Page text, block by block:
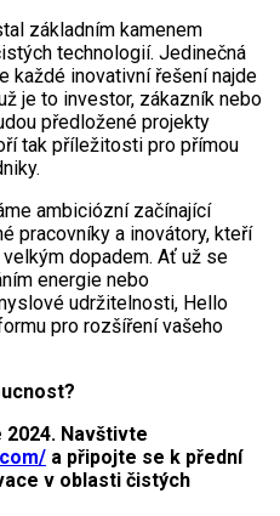
základním kamenem
technologií. Jedinečná
každé inovativní řešení najde
je to investor, zákazník nebo
předložené projekty
tak příležitosti pro přímou
ambiciózní začínající
pracovníky a inovátory, kteří
dopadem. Ať už se
energie nebo
udržitelnosti, Hello
pro rozšíření vašeho
Navštivte
a připojte se k přední
v oblasti čistých